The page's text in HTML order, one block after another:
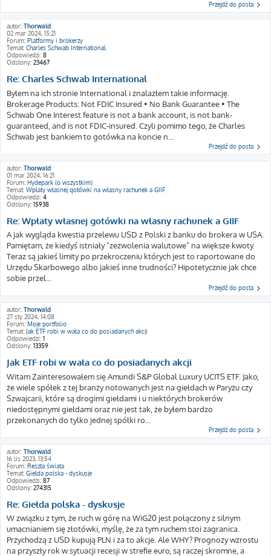
Przejdź do posta
autor: Thorwald
02 mar 2024, 15:21
Forum: Platformy i brokerzy
Temat: Charles Schwab International
Odpowiedzi: 8
Odsłony: 23467
Re: Charles Schwab International
Byłem na ich stronie International i znalazłem takie informację.
Brokerage Products: Not FDIC Insured • No Bank Guarantee • The
Schwab One Interest feature is not a bank account, is not bank-
guaranteed, and is not FDIC-insured. Czyli pomimo tego, że Charles
Schwab jest bankiem to gotówka na koncie n...
Przejdź do posta
autor: Thorwald
01 mar 2024, 16:21
Forum: Hydepark (o wszystkim)
Temat: Wpłaty własnej gotówki na własny rachunek a GIIF
Odpowiedzi: 4
Odsłony: 15938
Re: Wpłaty własnej gotówki na własny rachunek a GIIF
A jak wygląda kwestia przelewu USD z Polski z banku do brokera w USA.
Pamiętam, że kiedyś istniały "zezwolenia walutowe" na większe kwoty.
Teraz są jakieś limity po przekroczeniu których jest to raportowane do
Urzędu Skarbowego albo jakieś inne trudności? Hipotetycznie jak chce
sobie przel...
Przejdź do posta
autor: Thorwald
27 sty 2024, 14:08
Forum: Moje portfolio
Temat: Jak ETF robi w wała co do posiadanych akcji
Odpowiedzi: 1
Odsłony: 13359
Jak ETF robi w wała co do posiadanych akcji
Witam Zainteresowałem się Amundi S&P Global Luxury UCITS ETF. Jako,
że wiele spółek z tej branży notowanych jest na giełdach w Paryżu czy
Szwajcarii, które są drogimi giełdami i u niektórych brokerów
niedostępnymi giełdami oraz nie jest tak, że byłem bardzo
przekonanych do tylko jednej spółki ro...
Przejdź do posta
autor: Thorwald
16 lis 2023, 13:54
Forum: Reszta świata
Temat: Giełda polska - dyskusje
Odpowiedzi: 87
Odsłony: 274315
Re: Giełda polska - dyskusje
W związku z tym, że ruch w górę na WiG20 jest połączony z silnym
umacnianiem się złotówki, myślę, że za tym ruchem stoi zagranica.
Przychodzą z USD kupują PLN i za to akcje. Ale WHY? Prognozy wzrostu
na przyszły rok w sytuacji recesji w strefie euro, są raczej skromne, a